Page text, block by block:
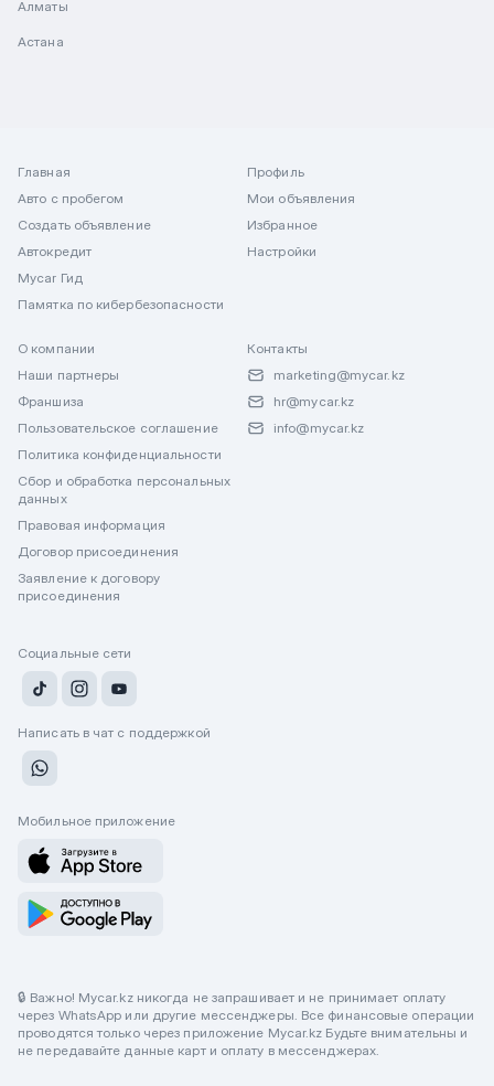
Алматы
Астана
Главная
Авто с пробегом
Создать объявление
Автокредит
Mycar Гид
Памятка по кибербезопасности
Профиль
Мои объявления
Избранное
Настройки
О компании
Наши партнеры
Франшиза
Пользовательское соглашение
Политика конфиденциальности
Сбор и обработка персональных
данных
Правовая информация
Договор присоединения
Заявление к договору
присоединения
Контакты
marketing@mycar.kz
hr@mycar.kz
info@mycar.kz
Социальные сети
Написать в чат с поддержкой
Мобильное приложение
🔒 Важно! Mycar.kz никогда не запрашивает и не принимает оплату
через WhatsApp или другие мессенджеры. Все финансовые операции
проводятся только через приложение Mycar.kz Будьте внимательны и
не передавайте данные карт и оплату в мессенджерах.